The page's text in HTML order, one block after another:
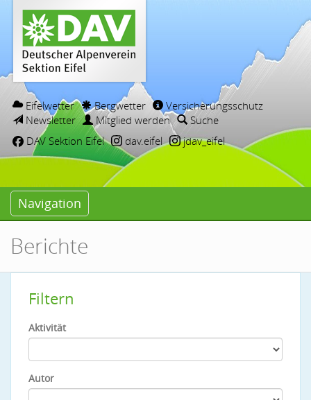
Eifelwetter Bergwetter
Versicherungsschutz
Newsletter
Mitglied werden
Suche
DAV Sektion Eifel
dav.eifel jdav_eifel
Navigation
Berichte
Filtern
Aktivität
Autor